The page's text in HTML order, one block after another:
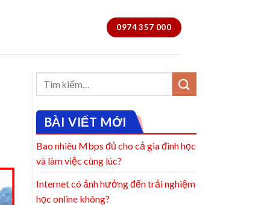
0974 357 000
BÀI VIẾT MỚI
Bao nhiêu Mbps đủ cho cả gia đình học
và làm việc cùng lúc?
Internet có ảnh hưởng đến trải nghiệm
học online không?